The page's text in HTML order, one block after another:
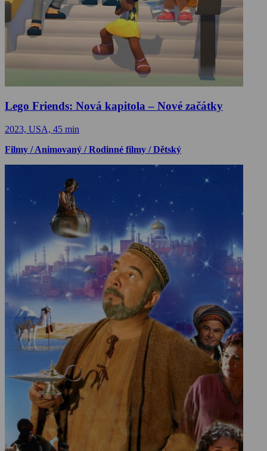
Lego Friends: Nová kapitola – Nové začátky
2023, USA, 45 min
Filmy / Animovaný / Rodinné filmy / Dětský